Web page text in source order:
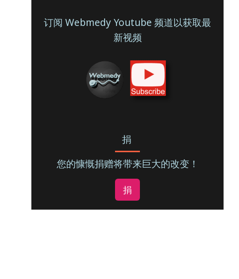
订阅 Webmedy Youtube 频道以获取最
新视频
捐
您的慷慨捐赠将带来巨大的改变！
捐